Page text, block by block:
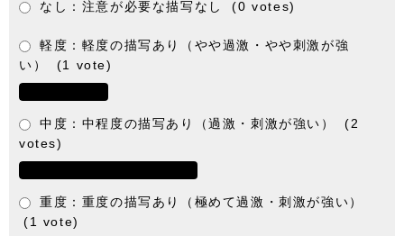
なし：注意が必要な描写なし (0 votes)
軽度：軽度の描写あり（やや過激・やや刺激が強
い）
(1 vote)
中度：中程度の描写あり（過激・刺激が強い）
(2
votes)
重度：重度の描写あり（極めて過激・刺激が強い）
(1 vote)